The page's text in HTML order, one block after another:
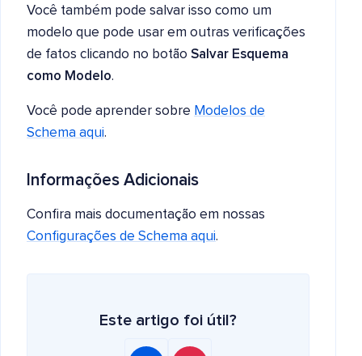
Você também pode salvar isso como um
modelo que pode usar em outras verificações
de fatos clicando no botão Salvar Esquema
como Modelo.
Você pode aprender sobre Modelos de
Schema aqui.
Informações Adicionais
Confira mais documentação em nossas
Configurações de Schema aqui.
Este artigo foi útil?